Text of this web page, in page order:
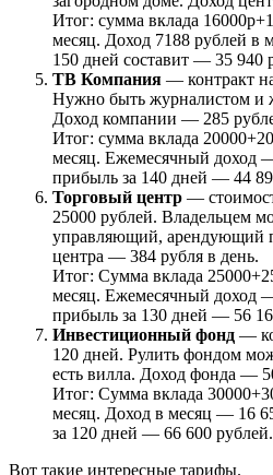
Итог: сумма вклада
месяц. Доход 7188 рублей в
150 дней составит — 35 940
ТВ Компания — контракт
Нужно быть журналистом и
Доход компании — 285
Итог: сумма вклада
месяц. Ежемесячный доход
прибыль за 140 дней — 44
Торговый центр —
25000 рублей. Владельцем
управляющий, арендующий
центра — 384 рубля в день.
Итог: Сумма вклада
месяц. Ежемесячный доход
прибыль за 130 дней — 56
Инвестиционный фонд —
120 дней. Рулить фондом
есть вилла. Доход фонда —
Итог: Сумма вклада
месяц. Доход в месяц — 16
за 120 дней — 66 600 рублей.
Вот такие интересные тарифы.